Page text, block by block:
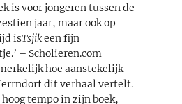
is voor jongeren tussen de
jaar, maar ook op
isTsjikeen fijn
– Scholieren.com
hoe aanstekelijk
dit verhaal vertelt.
tempo in zijn boek,